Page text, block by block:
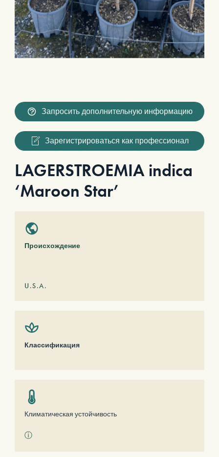
Запросить дополнительную информацию
Зарегистрироваться как профессионал
LAGERSTROEMIA indica
‘Maroon Star’
Происхождение
U.S.A.
Классификация
Климатическая устойчивость
ⓘ